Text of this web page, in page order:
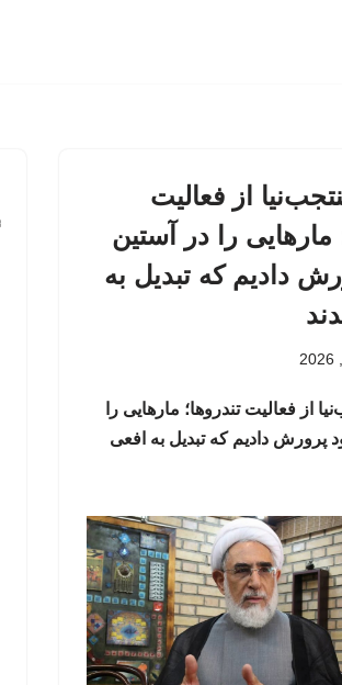
از فعالیت
مارهایی را در آستین
دادیم که تبدیل به
از فعالیت تندروها؛ مارهایی را
پرورش دادیم که تبدیل به افعی